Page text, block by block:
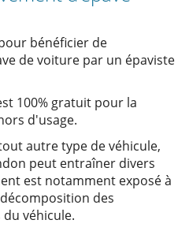
bénéficier de
de voiture par un épaviste
100% gratuit pour la
d'usage.
autre type de véhicule,
peut entraîner divers
est notamment exposé à
des
véhicule.